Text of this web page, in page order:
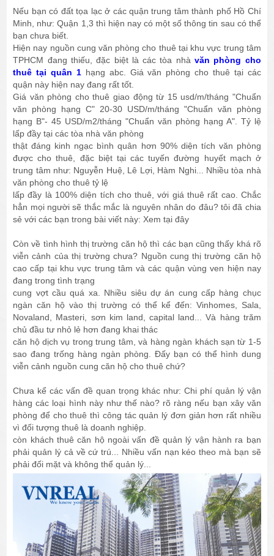
Nếu bạn có đất tọa lạc ở các quận trung tâm thành phố Hồ Chí
Minh, như: Quận 1,3 thì hiện nay có một số thông tin sau có thể
bạn chưa biết.
Hiện nay nguồn cung văn phòng cho thuê tại khu vực trung tâm
TPHCM đang thiếu, đặc biệt là các tòa nhàvăn phòng cho
thuê tại quân 1hạng abc. Giá văn phòng cho thuê tại các
quận này hiện nay đang rất tốt.
Giá văn phòng cho thuê giao động từ 15 usd/m/tháng "Chuẩn
văn phòng hạng C" 20-30 USD/m/tháng "Chuẩn văn phòng
hạng B"- 45 USD/m2/tháng "Chuẩn văn phòng hạng A". Tỷ lệ
lấp đầy tại các tòa nhà văn phòng
thật đáng kinh ngạc bình quân hơn 90% diện tích văn phòng
được cho thuê, đặc biệt tại các tuyến đường huyết mạch ở
trung tâm như: Nguyễn Huệ, Lê Lợi, Hàm Nghi... Nhiều tòa nhà
văn phòng cho thuê tỷ lệ
lấp đầy là 100% diện tích cho thuê, với giá thuê rất cao. Chắc
hẳn mọi người sẽ thắc mắc là nguyên nhân do đâu? tôi đã chia
sẻ với các bạn trong bài viết này: Xem tại đây
Còn về tình hình thị trường căn hộ thì các bạn cũng thấy khá rõ
viễn cảnh của thị trường chưa? Nguồn cung thị trường căn hộ
cao cấp tại khu vực trung tâm và các quận vùng ven hiện nay
đang trong tình trạng
cung vợt cầu quá xa. Nhiều siêu dự án cung cấp hàng chục
ngàn căn hộ vào thị trường có thể kể đến: Vinhomes, Sala,
Novaland, Masteri, sơn kim land, capital land... Và hàng trăm
chủ đầu tư nhỏ lẻ hơn đang khai thác
căn hộ dịch vụ trong trung tâm, và hàng ngàn khách sạn từ 1-5
sao đang trống hàng ngàn phòng. Đấy bạn có thể hình dung
viễn cảnh nguồn cung căn hộ cho thuê chứ?
Chưa kể các vấn đề quan trọng khác như: Chi phí quản lý vận
hàng các loại hình này như thế nào? rõ ràng nếu bạn xây văn
phòng để cho thuê thì công tác quản lý đơn giản hơn rất nhiều
vì đối tượng thuê là doanh nghiệp.
còn khách thuê căn hộ ngoài vấn đề quản lý vận hành ra bạn
phải quản lý cả về cứ trú... Nhiều vấn nạn kéo theo mà bạn sẽ
phải đối mặt và không thể quản lý...